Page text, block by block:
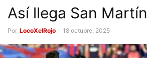
Así llega San Martín
Por LocoXelRojo - 18 octubre, 2025